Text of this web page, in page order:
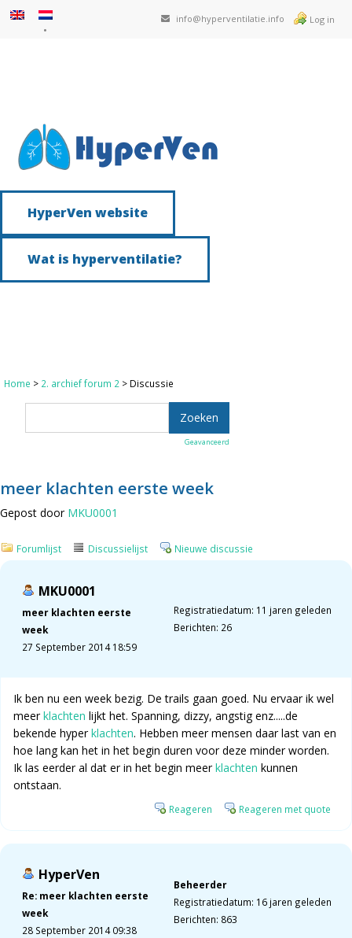
info@hyperventilatie.info Log in
HyperVen website
Wat is hyperventilatie?
Home > 2. archief forum 2 > Discussie
Geavanceerd
meer klachten eerste week
Gepost door MKU0001
Forumlijst Discussielijst Nieuwe discussie
MKU0001
meer klachten eerste
week
27 September 2014 18:59
Registratiedatum: 11 jaren geleden
Berichten: 26
Ik ben nu een week bezig. De trails gaan goed. Nu ervaar ik wel
meerklachten lijkt het. Spanning, dizzy, angstig enz.....de
bekende hyperklachten. Hebben meer mensen daar last van en
hoe lang kan het in het begin duren voor deze minder worden.
Ik las eerder al dat er in het begin meerklachten kunnen
ontstaan.
Reageren Reageren met quote
HyperVen
Re: meer klachten eerste
week
28 September 2014 09:38
Beheerder
Registratiedatum: 16 jaren geleden
Berichten: 863